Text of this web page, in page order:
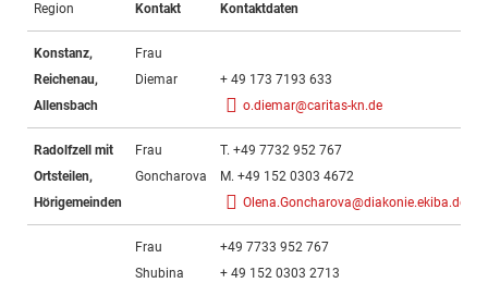
Region Kontakt Kontaktdaten
Konstanz,
Reichenau,
Allensbach
Frau
Diemar
+ 49 173 7193 633
o.diemar@caritas-kn.de
Radolfzell mit
Ortsteilen,
Hörigemeinden
Frau
Goncharova
T. +49 7732 952 767
M. +49 152 0303 4672
Olena.Goncharova@diakonie.ekiba.de
Frau
Shubina
+49 7733 952 767
+ 49 152 0303 2713